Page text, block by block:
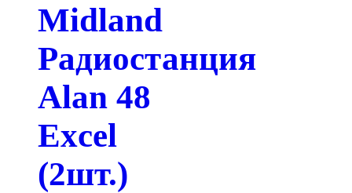
Midland
Радиостанция
Alan 48
Excel
(2шт.)